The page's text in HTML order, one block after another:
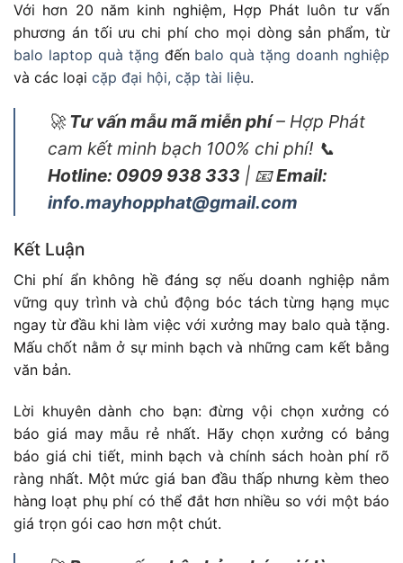
Với hơn 20 năm kinh nghiệm, Hợp Phát luôn tư vấn
phương án tối ưu chi phí cho mọi dòng sản phẩm, từ
balo laptop quà tặng đến balo quà tặng doanh nghiệp
và các loại cặp đại hội, cặp tài liệu.
🚀Tư vấn mẫu mã miễn phí– Hợp Phát
cam kết minh bạch 100% chi phí! 📞
Hotline: 0909 938 333 | 📧Email:
info.mayhopphat@gmail.com
Kết Luận
Chi phí ẩn không hề đáng sợ nếu doanh nghiệp nắm
vững quy trình và chủ động bóc tách từng hạng mục
ngay từ đầu khi làm việc với xưởng may balo quà tặng.
Mấu chốt nằm ở sự minh bạch và những cam kết bằng
văn bản.
Lời khuyên dành cho bạn: đừng vội chọn xưởng có
báo giá may mẫu rẻ nhất. Hãy chọn xưởng có bảng
báo giá chi tiết, minh bạch và chính sách hoàn phí rõ
ràng nhất. Một mức giá ban đầu thấp nhưng kèm theo
hàng loạt phụ phí có thể đắt hơn nhiều so với một báo
giá trọn gói cao hơn một chút.